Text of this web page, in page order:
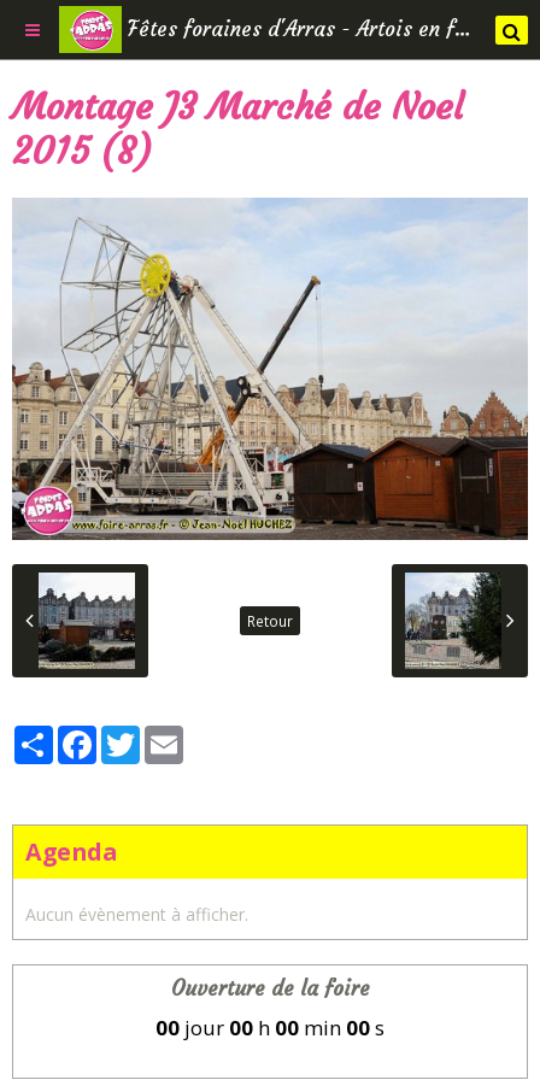
Fêtes foraines d'Arras - Artois en fêtes
Montage J3 Marché de Noel
2015 (8)
Retour
PartagerFacebook
Twitter
Agenda
Aucun évènement à afficher.
Ouverture de la foire
00 jour 00 h 00 min 00s